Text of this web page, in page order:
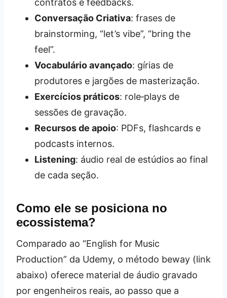
contratos e feedbacks.
Conversação Criativa: frases de
brainstorming, “let’s vibe”, “bring the
feel”.
Vocabulário avançado: gírias de
produtores e jargões de masterização.
Exercícios práticos: role‑plays de
sessões de gravação.
Recursos de apoio: PDFs, flashcards e
podcasts internos.
Listening: áudio real de estúdios ao final
de cada seção.
Como ele se posiciona no
ecossistema?
Comparado ao “English for Music
Production” da Udemy, o método beway (link
abaixo) oferece material de áudio gravado
por engenheiros reais, ao passo que a